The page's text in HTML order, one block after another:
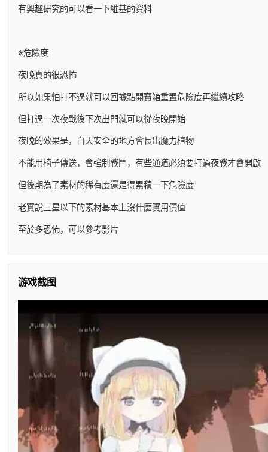
有興趣研究的可以看一下維基的資料
※危險度
夜晚真的很恐怖
所以如果怕打不過就可以回據點開寶箱重置危險度再繼續攻略
但打過一次夜戰後下次出門就可以從夜晚開始
夜晚的效果是，白天安全的地方會長出魔力植物
不能用椅子傳送，會強制戰鬥，有些通道必須要打過夜戰才會開啟
但後期為了素材的稀有度還是得累積一下危險度
老實說三星以下的素材基本上沒什麼實用價值
至於多恐怖，可以參考影片
游戏截图